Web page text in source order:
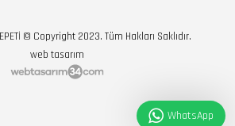
© Copyright 2023. Tüm Hakları Saklıdır.
web tasarım
WhatsApp